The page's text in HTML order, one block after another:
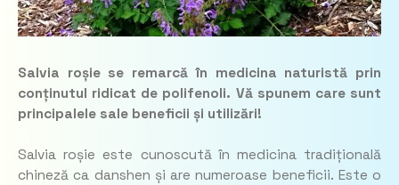
Salvia roșie se remarcă în medicina naturistă prin
conținutul ridicat de polifenoli. Vă spunem care sunt
principalele sale beneficii și utilizări!
Salvia roșie este cunoscută în medicina tradițională
chineză ca danshen și are numeroase beneficii. Este o